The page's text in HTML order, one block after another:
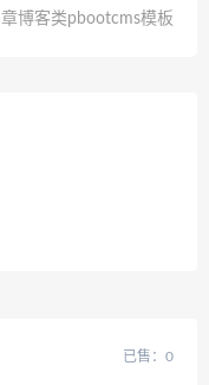
章博客类pbootcms模板
已售：0